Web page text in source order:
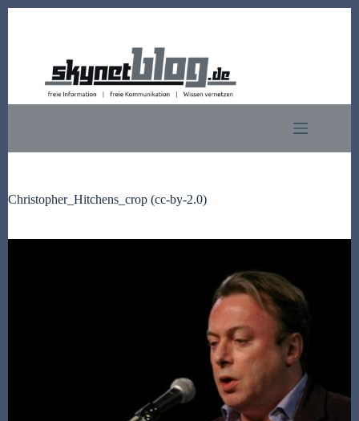
Christopher_Hitchens_crop (cc-by-2.0)